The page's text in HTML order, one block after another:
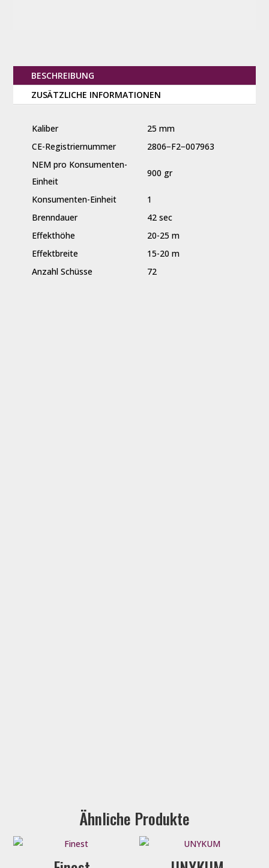
BESCHREIBUNG
ZUSÄTZLICHE INFORMATIONEN
Kaliber
25 mm
CE-Registriernummer
2806−F2−007963
NEM pro Konsumenten-
Einheit
900 gr
Konsumenten-Einheit
1
Brenndauer
42 sec
Effekthöhe
20-25 m
Effektbreite
15-20 m
Anzahl Schüsse
72
Ähnliche Produkte